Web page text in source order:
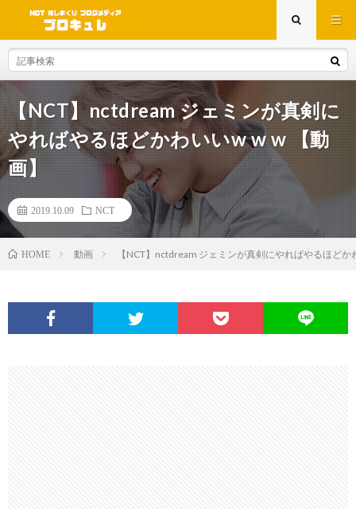
【NCT】nctdream ジェミンが真剣に
やればやるほどかわいいw w w 【動
画】
2019.10.09 NCT
HOME 動画 【NCT】nctdream ジェミンが真剣にやればやるほどか